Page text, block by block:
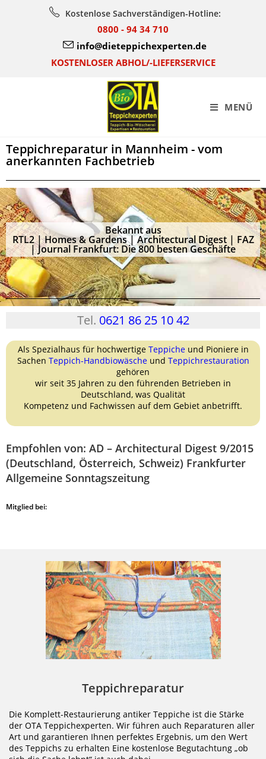
Kostenlose Sachverständigen-Hotline:
0800 - 94 34 710
info@dieteppichexperten.de
KOSTENLOSER ABHOL/-LIEFERSERVICE
MENÜ
Teppichreparatur in Mannheim - vom
anerkannten Fachbetrieb
Bekannt aus
RTL2 | Homes & Gardens | Architectural Digest | FAZ
| Journal Frankfurt: Die 800 besten Geschäfte
Tel. 0621 86 25 10 42
Als Spezialhaus für hochwertige Teppicheund Pioniere in
Sachen Teppich-Handbiowäscheund Teppichrestauration
gehören
wir seit 35 Jahren zu den führenden Betrieben in
Deutschland, was Qualität
Kompetenz und Fachwissen auf dem Gebiet anbetrifft.
Empfohlen von: AD – Architectural Digest 9/2015
(Deutschland, Österreich, Schweiz) Frankfurter
Allgemeine Sonntagszeitung
Mitglied bei:
Teppichreparatur
Die Komplett-Restaurierung antiker Teppiche ist die Stärke
der OTA Teppichexperten. Wir führen auch Reparaturen aller
Art und garantieren Ihnen perfektes Ergebnis, um den Wert
des Teppichs zu erhalten Eine kostenlose Begutachtung „ob